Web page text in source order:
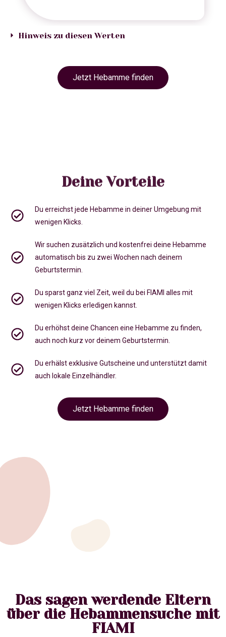
Hinweis zu diesen Werten
Jetzt Hebamme finden
Deine Vorteile
Du erreichst jede Hebamme in deiner Umgebung mit
wenigen Klicks.
Wir suchen zusätzlich und kostenfrei deine Hebamme
automatisch bis zu zwei Wochen nach deinem
Geburtstermin.
Du sparst ganz viel Zeit, weil du bei FIAMI alles mit
wenigen Klicks erledigen kannst.
Du erhöhst deine Chancen eine Hebamme zu finden,
auch noch kurz vor deinem Geburtstermin
Du erhälst exklusive Gutscheine und unterstützt damit
auch lokale Einzelhändler.
Jetzt Hebamme finden
Das sagen werdende Eltern
über die Hebammensuche mit
FIAMI